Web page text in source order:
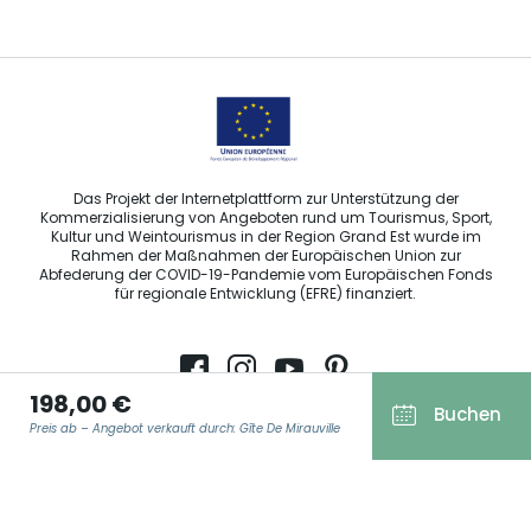
198,00 €
Preis ab – Angebot verkauft durch: Gîte De Mirauville Buchen
Das Projekt der Internetplattform zur Unterstützung der
Kommerzialisierung von Angeboten rund um Tourismus, Sport,
Kultur und Weintourismus in der Region Grand Est wurde im
Rahmen der Maßnahmen der Europäischen Union zur
Abfederung der COVID-19-Pandemie vom Europäischen Fonds
für regionale Entwicklung (EFRE) finanziert.
Agence Régionale du Tourisme Grand Est ©2026 - Alle Rechte